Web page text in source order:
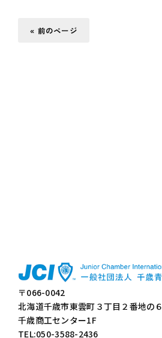
« 前のページ
〒066-0042
北海道千歳市東雲町３丁目２番地の６
千歳商工センター1F
TEL:050-3588-2436